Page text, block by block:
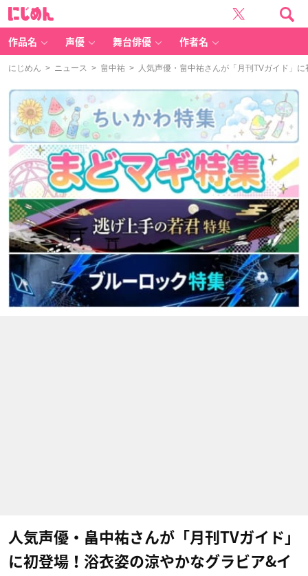
作品名 声優 舞台俳優 作者名
にじめん > ニュース > 畠中祐 > 人気声優・畠中祐さんが「月刊TVガイド」
人気声優・畠中祐さんが「月刊TVガイド」
に初登場！浴衣姿の涼やかなグラビア&イ